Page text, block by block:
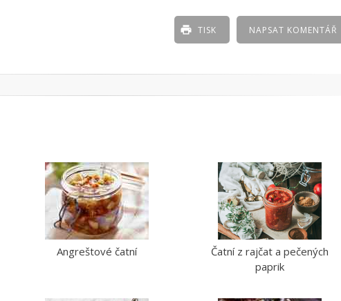
NAPSAT KOMENTÁŘ
TISK
Angreštové čatní
Čatní z rajčat a pečených
paprik